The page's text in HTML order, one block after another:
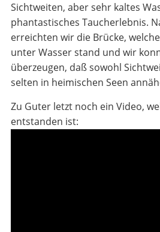
Sichtweiten, aber sehr kaltes
phantastisches Taucherlebnis.
erreichten wir die Brücke,
unter Wasser stand und wir
überzeugen, daß sowohl
selten in heimischen Seen
Zu Guter letzt noch ein Video,
entstanden ist: